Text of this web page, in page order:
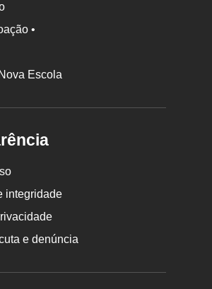
•
Escola
integridade
e denúncia